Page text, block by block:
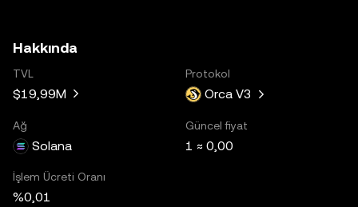
Hakkında
TVL
$19,99M
Protokol
Orca V3
Ağ
Solana
Güncel fiyat
1 ≈ 0,00
İşlem Ücreti Oranı
%0,01